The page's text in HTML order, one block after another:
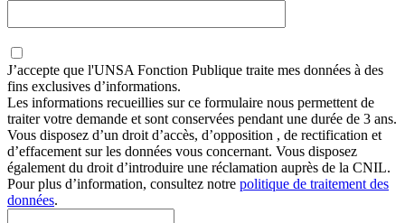
J’accepte que l'UNSA Fonction Publique traite mes données à des
fins exclusives d’informations.
Les informations recueillies sur ce formulaire nous permettent de
traiter votre demande et sont conservées pendant une durée de 3 ans.
Vous disposez d’un droit d’accès, d’opposition , de rectification et
d’effacement sur les données vous concernant. Vous disposez
également du droit d’introduire une réclamation auprès de la CNIL.
Pour plus d’information, consultez notre politique de traitement des
données.